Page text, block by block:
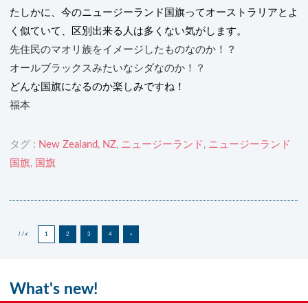
たしかに、今のニュージーランド国旗ってオーストラリアとよ
く似ていて、区別出来る人は多くない気がします。
先住民のマオリ族をイメージしたものなのか！？
オールブラックスみたいなシダなのか！？
どんな国旗になるのか楽しみですね！
福本
タグ : New Zealand , NZ, ニュージーランド , ニュージーランド
国旗, 国旗
1 / 4 1 2 3 4 »
What's new!